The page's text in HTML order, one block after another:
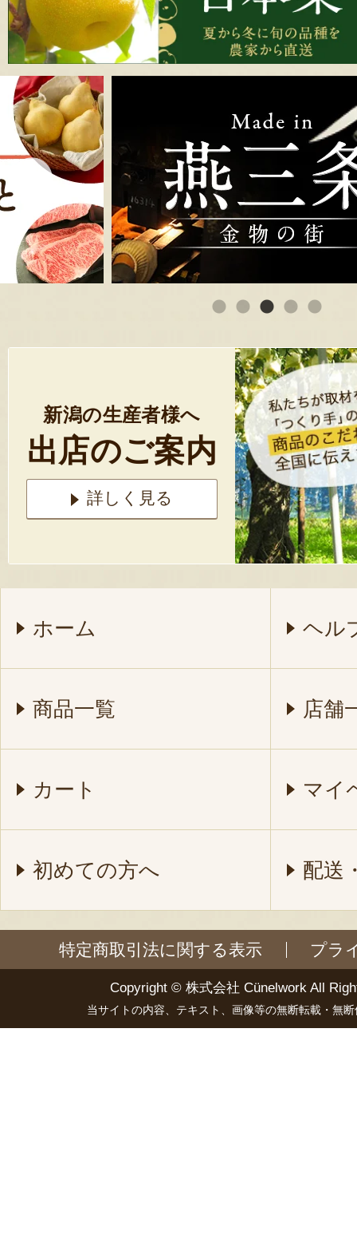
新潟の生産者様へ
出店のご案内
詳しく見る
ホーム ヘル
商品一覧 店舗
カート マイ
初めての方へ 配送
特定商取引法に関する表示 プラ
Copyright © 株式会社 Cünelwork All
当サイトの内容、テキスト、画像等の無断転載・無